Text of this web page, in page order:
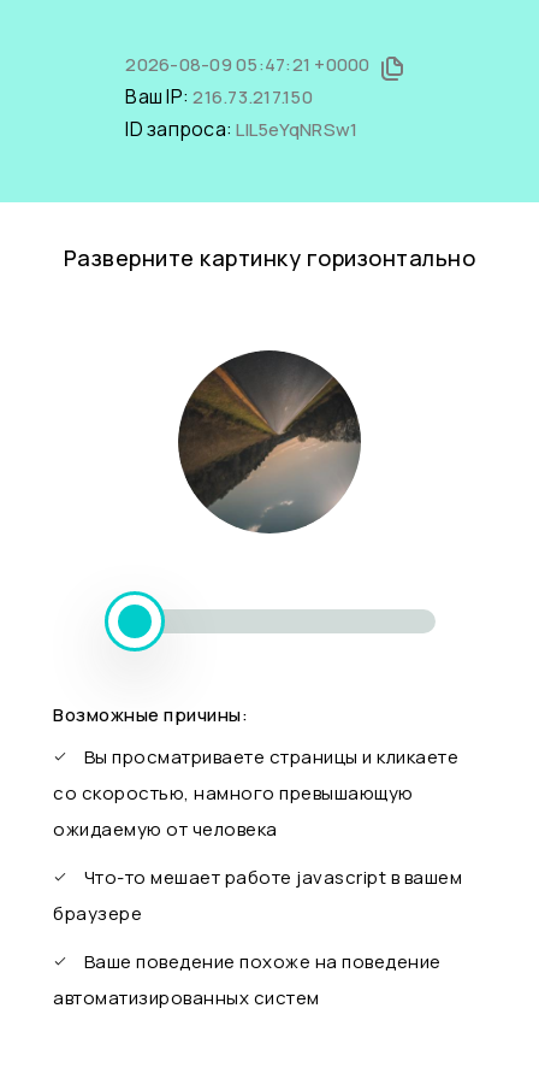
2026-08-09 05:47:21 +0000
Ваш IP:216.73.217.150
ID запроса:LlL5eYqNRSw1
Разверните картинку горизонтально
Возможные причины:
Вы просматриваете страницы и кликаете
со скоростью, намного превышающую
ожидаемую от человека
Что-то мешает работе javascript в вашем
браузере
Ваше поведение похоже на поведение
автоматизированных систем